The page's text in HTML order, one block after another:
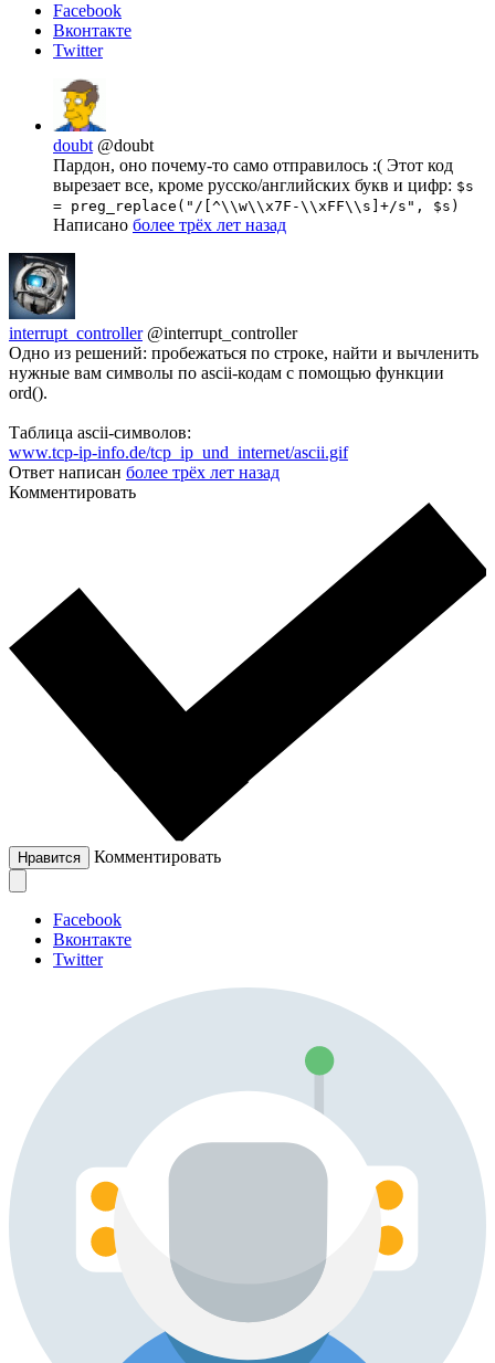
Facebook
Вконтакте
Twitter
doubt @doubt
Пардон, оно почему-то само отправилось :( Этот код
вырезает все, кроме русско/английских букв и цифр: $s
= preg_replace("/[^\\w\\x7F-\\xFF\\s]+/s", $s)
Написано более трёх лет назад
interrupt_controller @interrupt_controller
Одно из решений: пробежаться по строке, найти и вычленить
нужные вам символы по ascii-кодам с помощью функции
ord().
Таблица ascii-символов:
www.tcp-ip-info.de/tcp_ip_und_internet/ascii.gif
Ответ написан более трёх лет назад
Комментировать
Нравится Комментировать
Facebook
Вконтакте
Twitter